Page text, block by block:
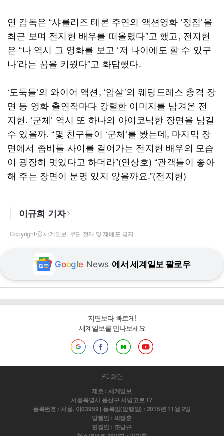
연 감독은 “샤를리즈 테론 주연의 액션영화 ‘정점’을
최근 보며 전지현 배우를 떠올렸다”고 했고, 전지현
은 “나 역시 그 영화를 보고 ‘저 나이에도 할 수 있구
나’라는 꿈을 키웠다”고 화답했다.
‘도둑들’의 와이어 액션, ‘암살’의 웨딩드레스 총격 장
면 등 영화 출연작마다 강렬한 이미지를 남겨온 전
지현. ‘군체’ 역시 또 하나의 아이코닉한 장면을 남길
수 있을까. “몇 친구들이 ‘군체’를 봤는데, 마지막 장
면에서 좀비들 사이를 걸어가는 전지현 배우의 모습
이 굉장히 멋있다고 하더라”(연상호) “관객들이 좋아
해 주는 장면이 분명 있지 않을까요.”(전지현)
이규희 기자
Copyright ⓒ 세계일보. 무단 전재 및 재배포 금지
Google News 에서 세계일보 팔로우
지면보다 빠르게!
세계일보를 만나보세요
PC 화면
제호 : 세계일보
서울특별시 용산구 서빙고로 17
등록번호 : 서울, 아03959 | 등록일(발행일) : 2015년 11월 2일
발행인 : 박정훈
편집인 : 조남규